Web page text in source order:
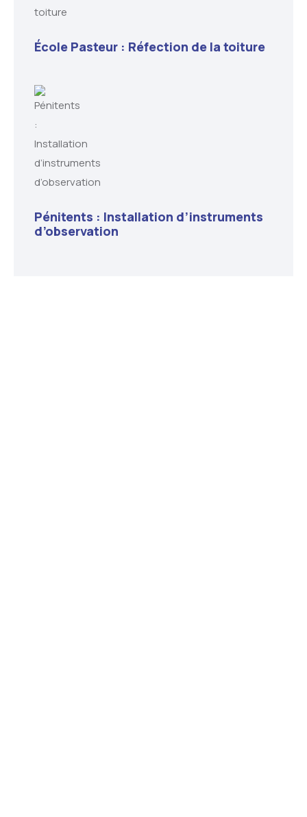
École Pasteur : Réfection de la toiture
Pénitents : Installation d’instruments
d’observation